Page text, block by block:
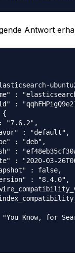
Antwort
:
:
{
"7.6.2",
: "default",
: "deb",
:
: "2020-03-
: false,
: "8.4.0",
Know, for